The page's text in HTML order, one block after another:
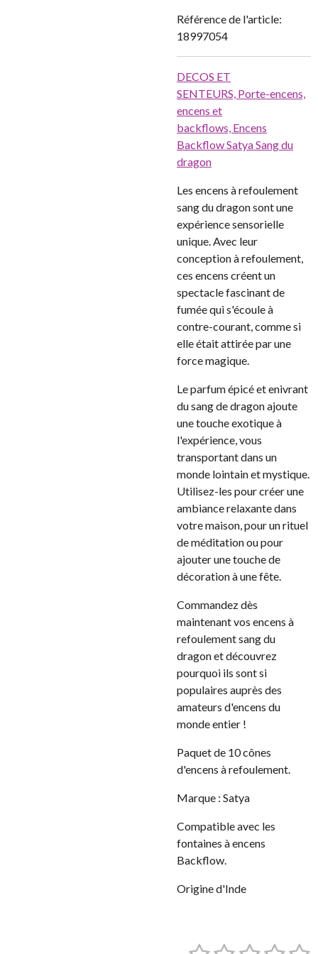
Référence de l'article:
18997054
DECOS ET
SENTEURS, Porte-encens,
encens et
backflows, Encens
Backflow Satya Sang du
dragon
Les encens à refoulement
sang du dragon sont une
expérience sensorielle
unique. Avec leur
conception à refoulement,
ces encens créent un
spectacle fascinant de
fumée qui s'écoule à
contre-courant, comme si
elle était attirée par une
force magique.
Le parfum épicé et enivrant
du sang de dragon ajoute
une touche exotique à
l'expérience, vous
transportant dans un
monde lointain et mystique.
Utilisez-les pour créer une
ambiance relaxante dans
votre maison, pour un rituel
de méditation ou pour
ajouter une touche de
décoration à une fête.
Commandez dès
maintenant vos encens à
refoulement sang du
dragon et découvrez
pourquoi ils sont si
populaires auprès des
amateurs d'encens du
monde entier !
Paquet de 10 cônes
d'encens à refoulement.
Marque : Satya
Compatible avec les
fontaines à encens
Backflow.
Origine d'Inde